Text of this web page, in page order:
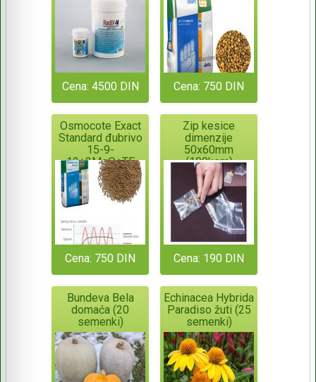
PAKOVANJE!
Cena: 4500 DIN Cena: 750 DIN
Osmocote Exact
Standard đubrivo
15-9-
12+2MgO+TE
(deluje 6 meseci)
Cena: 750 DIN
Zip kesice
dimenzije
50x60mm
(100kom)
Cena: 190 DIN
Bundeva Bela
domaća (20
semenki)
Echinacea Hybrida
Paradiso žuti (25
semenki)